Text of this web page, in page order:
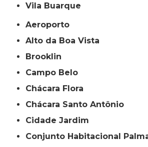
Vila Buarque
Aeroporto
Alto da Boa Vista
Brooklin
Campo Belo
Chácara Flora
Chácara Santo Antônio
Cidade Jardim
Conjunto Habitacional